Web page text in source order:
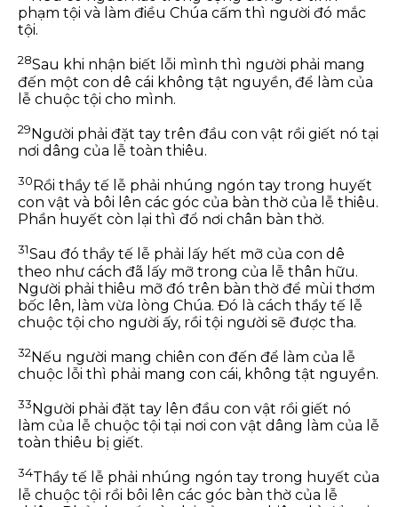
phạm tội và làm điều Chúa cấm thì người đó mắc
tội.
28Sau khi nhận biết lỗi mình thì người phải mang
đến một con dê cái không tật nguyền, để làm của
lễ chuộc tội cho mình.
29Người phải đặt tay trên đầu con vật rồi giết nó tại
nơi dâng của lễ toàn thiêu.
30 Rồi thầy tế lễ phải nhúng ngón tay trong huyết
con vật và bôi lên các góc của bàn thờ của lễ thiêu.
Phần huyết còn lại thì đổ nơi chân bàn thờ.
31Sau đó thầy tế lễ phải lấy hết mỡ của con dê
theo như cách đã lấy mỡ trong của lễ thân hữu.
Người phải thiêu mỡ đó trên bàn thờ để mùi thơm
bốc lên, làm vừa lòng Chúa. Đó là cách thầy tế lễ
chuộc tội cho người ấy, rồi tội người sẽ được tha.
32Nếu người mang chiên con đến để làm của lễ
chuộc lỗi thì phải mang con cái, không tật nguyền.
33 Người phải đặt tay lên đầu con vật rồi giết nó
làm của lễ chuộc tội tại nơi con vật dâng làm của lễ
toàn thiêu bị giết.
34Thầy tế lễ phải nhúng ngón tay trong huyết của
lễ chuộc tội rồi bôi lên các góc bàn thờ của lễ